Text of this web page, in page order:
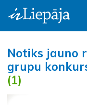
Notiks jauno
grupu
(1)